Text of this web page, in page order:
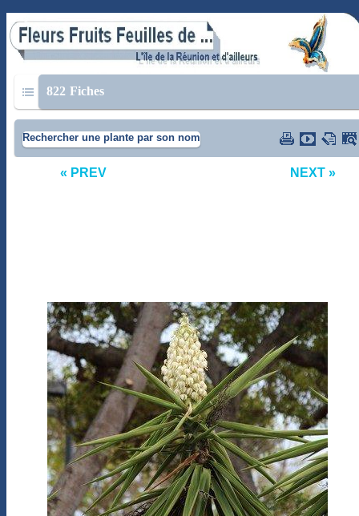
822 Fiches
Rechercher une plante par son nom
« PREV NEXT »